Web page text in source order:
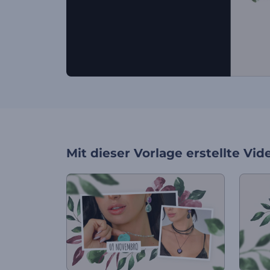
Mit dieser Vorlage erstellte